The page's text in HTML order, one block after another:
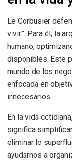
Le Corbusier
vivir”. Para él, la
humano,
disponibles. Este
mundo de los
enfocada en
innecesarios.
En la vida
significa
eliminar lo
ayudarnos a